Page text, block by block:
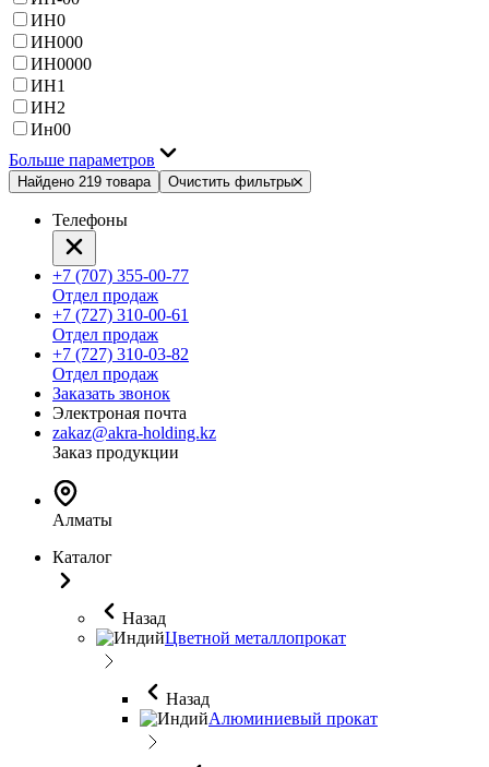
ИН0
ИН000
ИН0000
ИН1
ИН2
Ин00
Больше параметров
Найдено 219 товара Очистить фильтры
Телефоны
+7 (707) 355-00-77
Отдел продаж
+7 (727) 310-00-61
Отдел продаж
+7 (727) 310-03-82
Отдел продаж
Заказать звонок
Электроная почта
zakaz@akra-holding.kz
Заказ продукции
Алматы
Каталог
Назад
Цветной металлопрокат
Назад
Алюминиевый прокат